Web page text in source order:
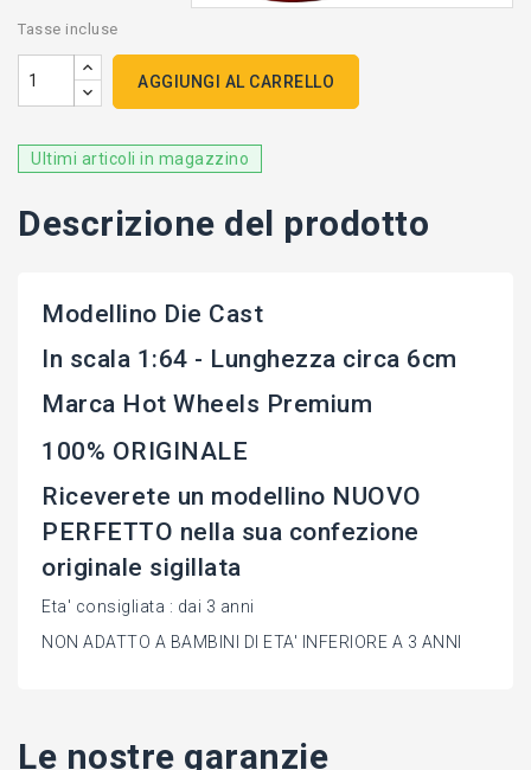
Tasse incluse
AGGIUNGI AL CARRELLO
Ultimi articoli in magazzino
Descrizione del prodotto
Modellino Die Cast
In scala 1:64 - Lunghezza circa 6cm
Marca Hot Wheels Premium
100% ORIGINALE
Riceverete un modellino NUOVO
PERFETTO nella sua confezione
originale sigillata
Eta' consigliata : dai 3 anni
NON ADATTO A BAMBINI DI ETA' INFERIORE A 3 ANNI
Le nostre garanzie